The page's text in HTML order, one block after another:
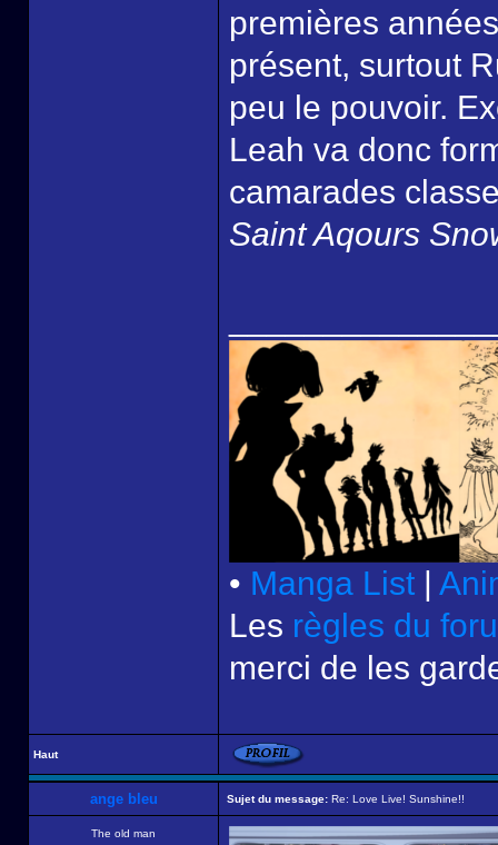
premières
présent, surtout
peu le pouvoir.
Leah va donc
camarades
Saint Aqours
• Manga List |
Les règles du
merci de les
Haut
ange bleu Sujet du message: Re: Love Live! Sunshine!!
The old man